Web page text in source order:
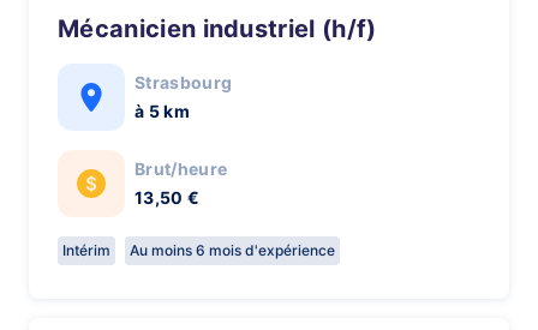
Mécanicien industriel (h/f)
Strasbourg
à 5 km
Brut/heure
13,50 €
Intérim Au moins 6 mois d'expérience